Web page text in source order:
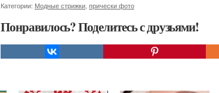
Категории: Модные стрижки прически фото
Понравилось? Поделитесь с друзьями!